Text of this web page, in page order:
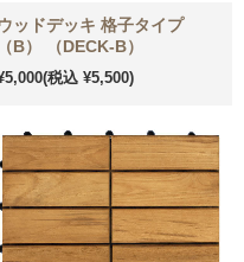
ッドデッキ 格子タイプ
（B） （DECK-B）
(税込 ¥5,500)